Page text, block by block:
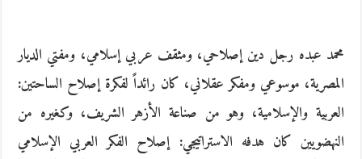
محمد عبده رجل دين إصلاحي، ومثقف عربي إسلامي، ومفتي الديار
المصرية، موسوعي ومفكر عقلاني، كان رائداً لفكرة إصلاح الساحتين:
العربية والإسلامية، وهو من صناعة الأزهر الشريف، وكغيره من
النهضويين كان هدفه الاستراتيجي: إصلاح الفكر العربي الإسلامي